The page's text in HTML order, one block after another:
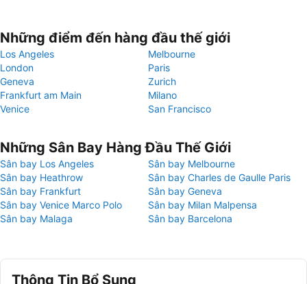
Những điểm đến hàng đầu thế giới
Los Angeles
Melbourne
London
Paris
Geneva
Zurich
Frankfurt am Main
Milano
Venice
San Francisco
Những Sân Bay Hàng Đầu Thế Giới
Sân bay Los Angeles
Sân bay Melbourne
Sân bay Heathrow
Sân bay Charles de Gaulle Paris
Sân bay Frankfurt
Sân bay Geneva
Sân bay Venice Marco Polo
Sân bay Milan Malpensa
Sân bay Malaga
Sân bay Barcelona
Thông Tin Bổ Sung